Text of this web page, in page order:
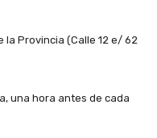
la Provincia (Calle 12 e/ 62
una hora antes de cada